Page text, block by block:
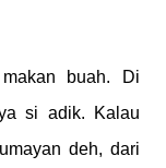
buah. Di
si adik. Kalau
deh, dari